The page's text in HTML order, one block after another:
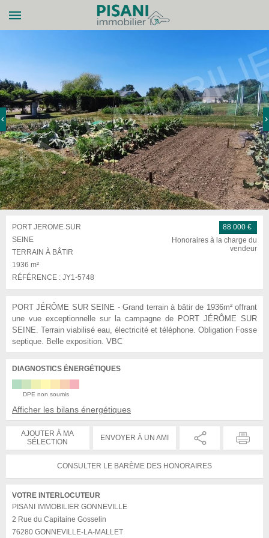
88 000 €
Honoraires à la charge du
vendeur
PORT JEROME SUR
SEINE
TERRAIN À BÂTIR
1936 m²
RÉFÉRENCE : JY1-5748
PORT JÉRÔME SUR SEINE - Grand terrain à bâtir de 1936m² offrant
une vue exceptionnelle sur la campagne de PORT JÉRÔME SUR
SEINE. Terrain viabilisé eau, électricité et téléphone. Obligation Fosse
septique. Belle exposition. VBC
DIAGNOSTICS ÉNERGÉTIQUES
DPE non soumis
Afficher les bilans énergétiques
AJOUTER À MA
SÉLECTION
ENVOYER À UN AMI
CONSULTER LE BARÈME DES HONORAIRES
VOTRE INTERLOCUTEUR
PISANI IMMOBILIER GONNEVILLE
2 Rue du Capitaine Gosselin
76280 GONNEVILLE-LA-MALLET